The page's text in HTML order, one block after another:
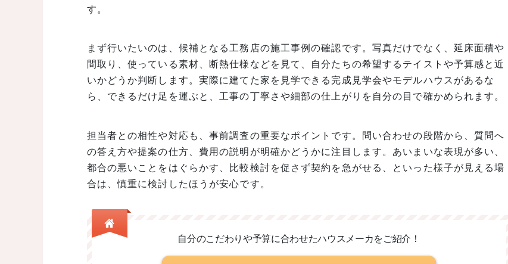
す。
まず行いたいのは、候補となる工務店の施工事例の確認です。写真だけでなく、延床面積や
間取り、使っている素材、断熱仕様などを見て、自分たちの希望するテイストや予算感と近
いかどうか判断します。実際に建てた家を見学できる完成見学会やモデルハウスがあるな
ら、できるだけ足を運ぶと、工事の丁寧さや細部の仕上がりを自分の目で確かめられます。
担当者との相性や対応も、事前調査の重要なポイントです。問い合わせの段階から、質問へ
の答え方や提案の仕方、費用の説明が明確かどうかに注目します。あいまいな表現が多い、
都合の悪いことをはぐらかす、比較検討を促さず契約を急がせる、といった様子が見える場
合は、慎重に検討したほうが安心です。
自分のこだわりや予算に合わせたハウスメーカをご紹介！